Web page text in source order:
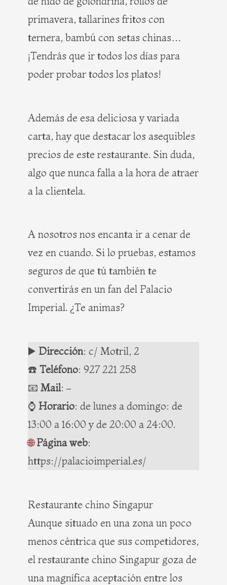
primavera, tallarines fritos con
ternera, bambú con setas chinas…
¡Tendrás que ir todos los días para
poder probar todos los platos!
Además de esa deliciosa y variada
carta, hay que destacar los asequibles
precios de este restaurante. Sin duda,
algo que nunca falla a la hora de atraer
a la clientela.
A nosotros nos encanta ir a cenar de
vez en cuando. Si lo pruebas, estamos
seguros de que tú también te
convertirás en un fan del Palacio
Imperial. ¿Te animas?
▶️ Dirección: c/ Motril, 2
☎️ Teléfono: 927 221 258
📧 Mail: –
⌚️ Horario: de lunes a domingo: de
13:00 a 16:00 y de 20:00 a 24:00.
🌐 Página web:
https://palacioimperial.es/
Restaurante chino Singapur
Aunque situado en una zona un poco
menos céntrica que sus competidores,
el restaurante chino Singapur goza de
una magnífica aceptación entre los